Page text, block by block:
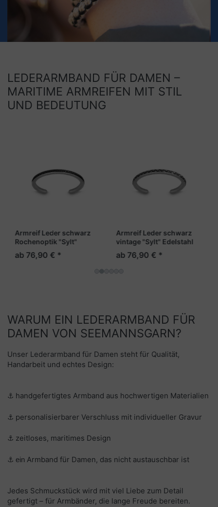
Armreif Leder schwarz
Rochenoptik "Sylt"
Edelstahl matt
ab 76,90 € *
Armreif Leder schwarz
vintage "Sylt" Edelstahl
matt
ab 76,90 € *
LEDERARMBAND FÜR DAMEN –
MARITIME ARMREIFEN MIT STIL
UND BEDEUTUNG
WARUM EIN LEDERARMBAND FÜR
DAMEN VON SEEMANNSGARN?
Unser Lederarmband für Damen steht für Qualität,
Handarbeit und echtes Design:
⚓ handgefertigtes Armband aus hochwertigen Materialien
⚓ personalisierbarer Verschluss mit individueller Gravur
⚓ zeitloses, maritimes Design
⚓ ein Armband für Damen, das nicht austauschbar ist
Jedes Schmuckstück wird mit viel Liebe zum Detail
gefertigt – für Armbänder, die lange Freude bereiten.